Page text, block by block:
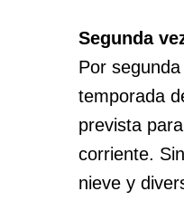
Segunda
Por
temporada
prevista
corriente.
nieve y